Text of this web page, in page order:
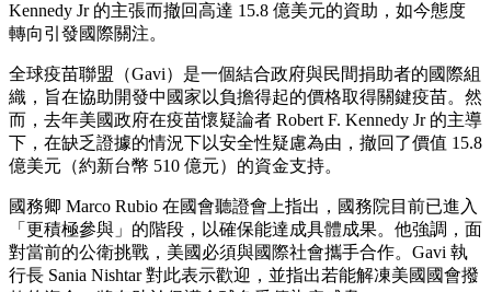
Kennedy Jr 的主張而撤回高達 15.8 億美元的資助，如今態度
轉向引發國際關注。
全球疫苗聯盟（Gavi）是一個結合政府與民間捐助者的國際組
織，旨在協助開發中國家以負擔得起的價格取得關鍵疫苗。然
而，去年美國政府在疫苗懷疑論者 Robert F. Kennedy Jr 的主導
下，在缺乏證據的情況下以安全性疑慮為由，撤回了價值 15.8
億美元（約新台幣 510 億元）的資金支持。
國務卿 Marco Rubio 在國會聽證會上指出，國務院目前已進入
「更積極參與」的階段，以確保能達成具體成果。他強調，面
對當前的公衛挑戰，美國必須與國際社會攜手合作。Gavi 執
行長 Sania Nishtar 對此表示歡迎，並指出若能解凍美國國會撥